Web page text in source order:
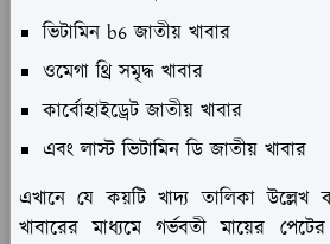
ভিটামিন b6 জাতীয় খাবার
ওমেগা থ্রি সমৃদ্ধ খাবার
কার্বোহাইড্রেট জাতীয় খাবার
এবং লাস্ট ভিটামিন ডি জাতীয় খাবার
এখানে যে কয়টি খাদ্য তালিকা
খাবারের মাধ্যমে গর্ভবতী মায়ের